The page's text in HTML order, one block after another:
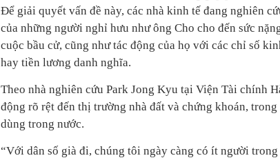
Để giải quyết vấn đề này, các nhà kinh tế đang nghiên
của những người nghỉ hưu như ông Cho cho đến sức
cuộc bầu cử, cũng như tác động của họ với các chỉ số
hay tiền lương danh nghĩa.
Theo nhà nghiên cứu Park Jong Kyu tại Viện Tài chính
động rõ rệt đến thị trường nhà đất và chứng khoán,
dùng trong nước.
“Với dân số già đi, chúng tôi ngày càng có ít người